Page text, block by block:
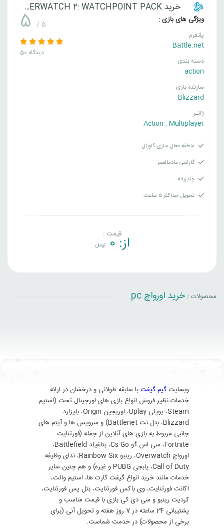
خرید OVERWATCH 2: WATCHPOINT PACK
ویژگی های بازی :
پلتفرم
Battle.net
دسته بندی
action
سازنده بازی
Blizzard
ژانـر
Action , Multiplayer
5 / 5
50 دیدگاه
منطقه فعال سازی گلوبال
گارانتی مادمالعمر
چندزبانه
تحویل حداکثر ۵ ساعت
قیمت :از:0 تومان
محصولات / خرید اورواچ pc
وبسایت گیم گیفتبا سابقه طولانی و درخشان در ارائه
خدمات نظیر فروش انواع بازی های اورجینال تحت (استیم
Steam، یوپلی Uplay، اوریجین Origin، بلیزارد
Blizzard، بتل نت Battlenet) و سرویس ها و آیتم های
جانبی مربوط به بازی های آنلاین از جمله (فورتنایت
Fortnite، سی اس گو Cs Go، بتلفیلد Battlefield،
اورواچ Overwatch، رینبو Rainbow Six، ندای وظیفه
Call of Duty، پابجی PUBG و غیره) و هم چنین سایر
خدمات مانند خرید انواع گیفت کارت ها، استیم والت،
اکانت فورتنایت، وی باکس فورتنایت، بتل پس فورتنایت،
کردیت رینبو و سی دی کی بازی با قیمت مناسب و
پشتیبانی 24 ساعته در 7 روز هفته و تحویل آنی (برای
برخی از محصولات) در خدمت شماست.